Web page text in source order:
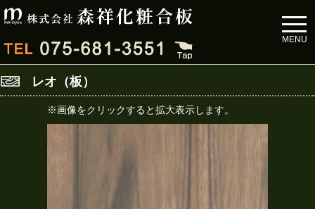
MENU
レオ（板）
※画像をクリックすると拡大表示します。